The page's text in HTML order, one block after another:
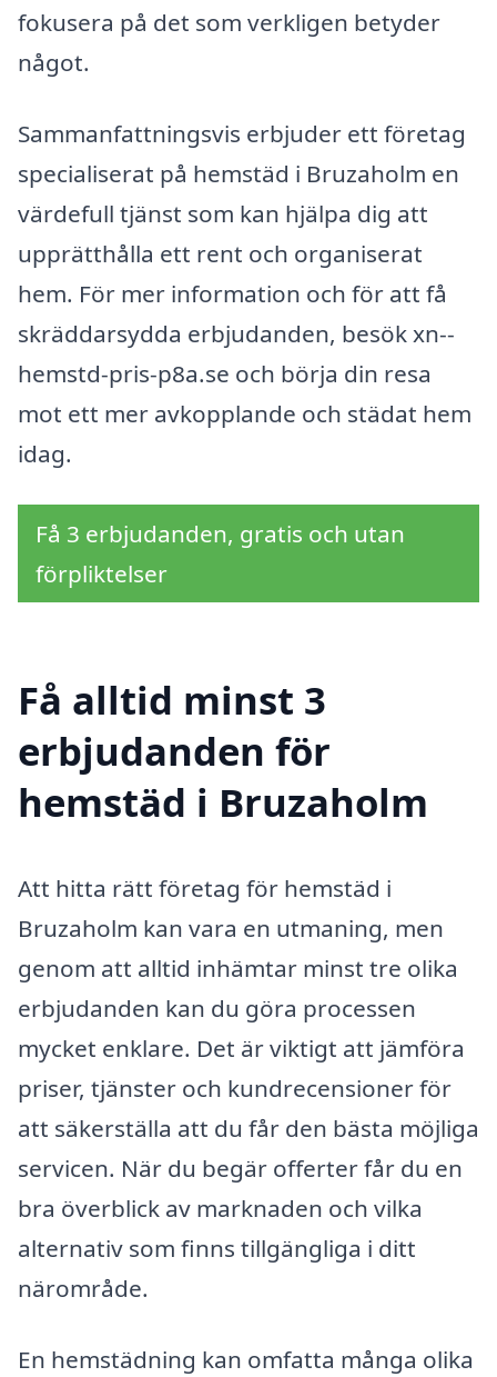
fokusera på det som verkligen betyder
något.
Sammanfattningsvis erbjuder ett företag
specialiserat på hemstäd i Bruzaholm en
värdefull tjänst som kan hjälpa dig att
upprätthålla ett rent och organiserat
hem. För mer information och för att få
skräddarsydda erbjudanden, besök xn--
hemstd-pris-p8a.se och börja din resa
mot ett mer avkopplande och städat hem
idag.
Få 3 erbjudanden, gratis och utan
förpliktelser
Få alltid minst 3
erbjudanden för
hemstäd i Bruzaholm
Att hitta rätt företag för hemstäd i
Bruzaholm kan vara en utmaning, men
genom att alltid inhämtar minst tre olika
erbjudanden kan du göra processen
mycket enklare. Det är viktigt att jämföra
priser, tjänster och kundrecensioner för
att säkerställa att du får den bästa möjliga
servicen. När du begär offerter får du en
bra överblick av marknaden och vilka
alternativ som finns tillgängliga i ditt
närområde.
En hemstädning kan omfatta många olika